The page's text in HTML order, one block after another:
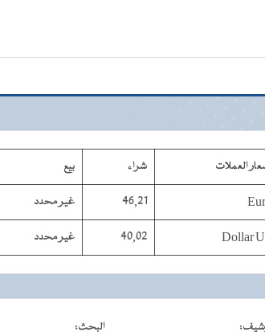
العملات شراء بيع
46,21 غير محدد
Dollar
40,02 غير محدد
: البحث: